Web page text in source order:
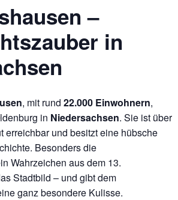
–
in
, mit rund 22.000 Einwohnern,
in Niedersachsen. Sie ist über
erreichbar und besitzt eine hübsche
Besonders die
Wahrzeichen aus dem 13.
Stadtbild – und gibt dem
ganz besondere Kulisse.